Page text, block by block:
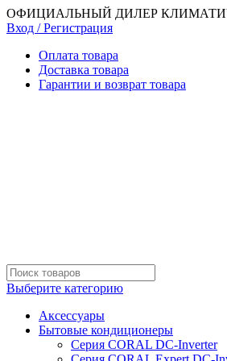
ОФИЦИАЛЬНЫЙ ДИЛЕР
Вход / Регистрация
Оплата товара
Доставка товара
Гарантии и возврат товара
Выберите категорию
Аксессуары
Бытовые кондиционеры
Серия CORAL DC-Inverter